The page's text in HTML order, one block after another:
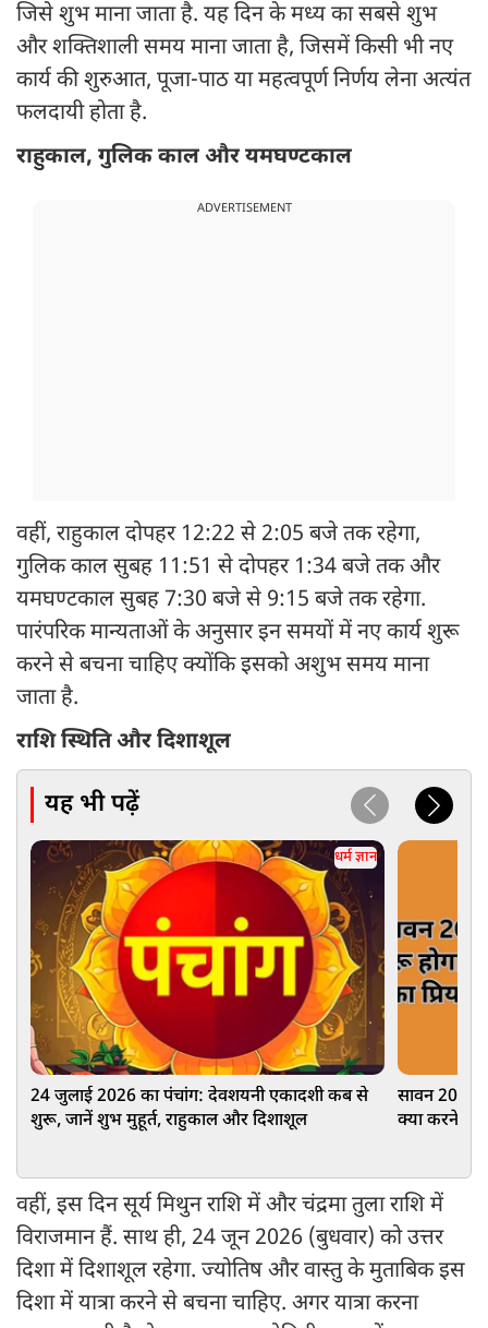
जिसे शुभ माना जाता है. यह दिन के मध्य का सबसे शुभ
और शक्तिशाली समय माना जाता है, जिसमें किसी भी नए
कार्य की शुरुआत, पूजा-पाठ या महत्वपूर्ण निर्णय लेना अत्यंत
फलदायी होता है.
राहुकाल, गुलिक काल और यमघण्टकाल
ADVERTISEMENT
वहीं, राहुकाल दोपहर 12:22 से 2:05 बजे तक रहेगा,
गुलिक काल सुबह 11:51 से दोपहर 1:34 बजे तक और
यमघण्टकाल सुबह 7:30 बजे से 9:15 बजे तक रहेगा.
पारंपरिक मान्यताओं के अनुसार इन समयों में नए कार्य शुरू
करने से बचना चाहिए क्योंकि इसको अशुभ समय माना
जाता है.
राशि स्थिति और दिशाशूल
यह भी पढ़ें
धर्म ज्ञान
24 जुलाई 2026 का पंचांग: देवशयनी एकादशी कब से
शुरू, जानें शुभ मुहूर्त, राहुकाल और दिशाशूल
सावन 2026:
क्या करने से
वहीं, इस दिन सूर्य मिथुन राशि में और चंद्रमा तुला राशि में
विराजमान हैं. साथ ही, 24 जून 2026 (बुधवार) को उत्तर
दिशा में दिशाशूल रहेगा. ज्योतिष और वास्तु के मुताबिक इस
दिशा में यात्रा करने से बचना चाहिए. अगर यात्रा करना